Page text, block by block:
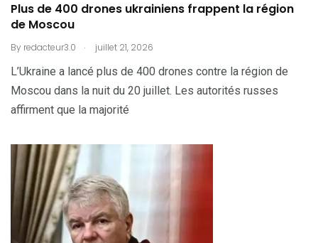
Plus de 400 drones ukrainiens frappent la région
de Moscou
By redacteur3.0 . juillet 21, 2026
L’Ukraine a lancé plus de 400 drones contre la région de
Moscou dans la nuit du 20 juillet. Les autorités russes
affirment que la majorité